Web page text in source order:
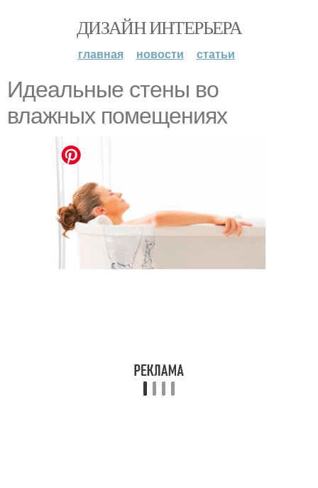
ДИЗАЙН ИНТЕРЬЕРА
главная новости статьи
Идеальные стены во
влажных помещениях